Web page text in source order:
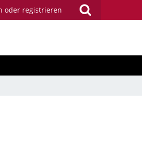
oder registrieren